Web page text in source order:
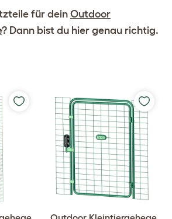
für dein Outdoor
? Dann bist du hier genau richtig.